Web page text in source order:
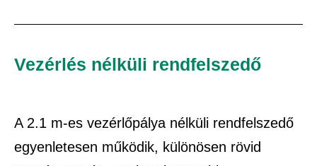
Vezérlés nélküli rendfelszedő
A 2.1 m-es vezérlőpálya nélküli rendfelszedő
egyenletesen működik, különösen rövid